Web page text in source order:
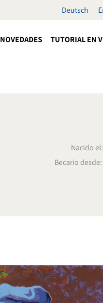
Deutsch
NOVEDADES TUTORIAL EN
Nacido
Becario